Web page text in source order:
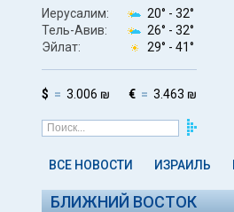
Иерусалим: 20° - 32°
Тель-Авив:
26° - 32°
Эйлат:
29° - 41°
$ 3.006 ₪ € 3.463 ₪
ВСЕ НОВОСТИ ИЗРАИЛЬ
БЛИЖНИЙ ВОСТОК